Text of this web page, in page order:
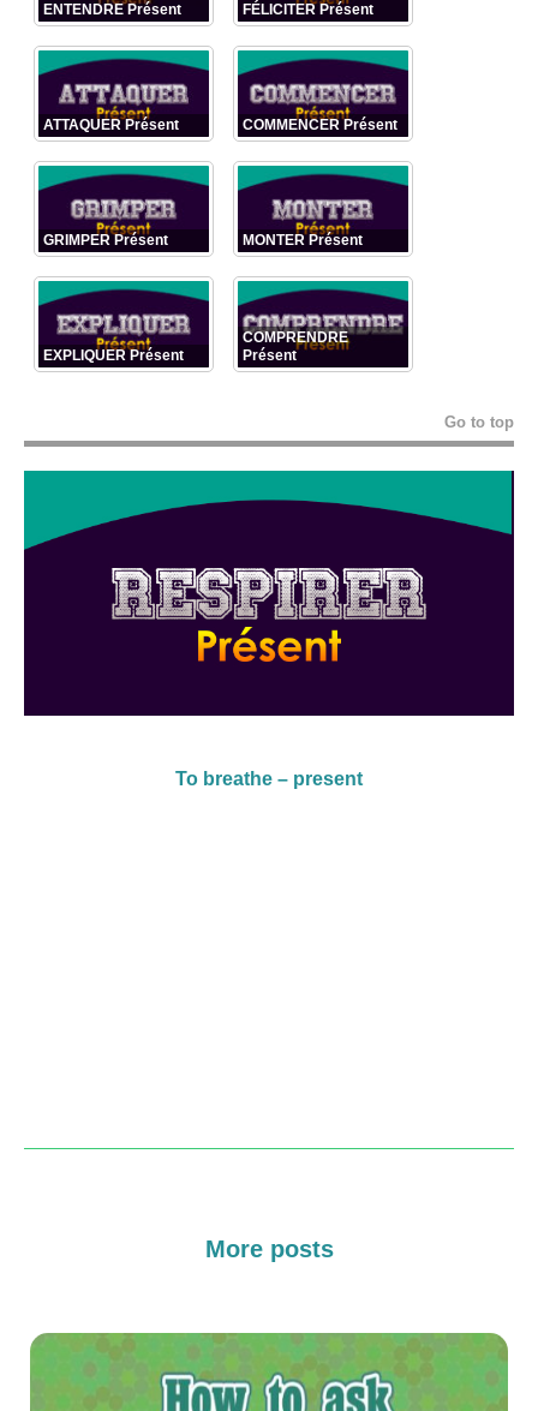
ENTENDRE Présent FÉLICITER Présent
ATTAQUER Présent COMMENCER Présent
GRIMPER Présent MONTER Présent
EXPLIQUER Présent
COMPRENDRE
Présent
Go to top
To breathe – present
More posts